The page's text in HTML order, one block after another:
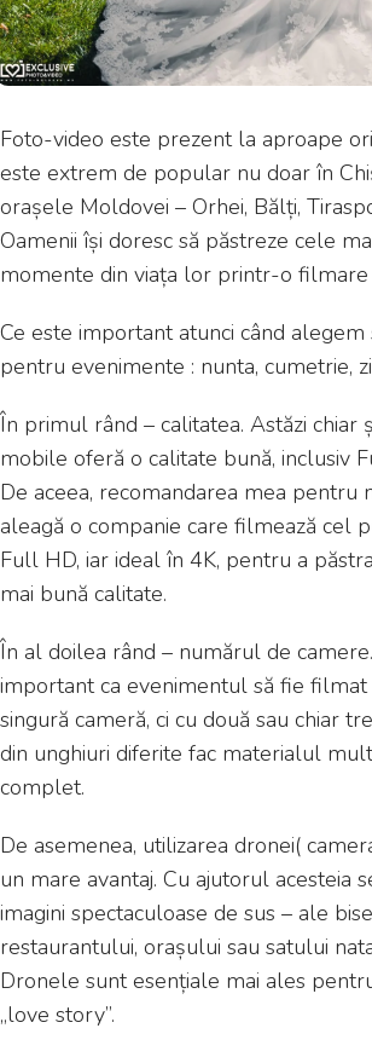
Foto-video este prezent la aproape
este extrem de popular nu doar în
orașele Moldovei – Orhei, Bălți,
Oamenii își doresc să păstreze cele
momente din viața lor printr-o filmare
Ce este important atunci când
pentru evenimente : nunta, cumetrie,
În primul rând – calitatea. Astăzi chiar
mobile oferă o calitate bună, inclusiv
De aceea, recomandarea mea pentru
aleagă o companie care filmează cel
Full HD, iar ideal în 4K, pentru a
mai bună calitate.
În al doilea rând – numărul de
important ca evenimentul să fie filmat
singură cameră, ci cu două sau chiar
din unghiuri diferite fac materialul
complet.
De asemenea, utilizarea dronei(
un mare avantaj. Cu ajutorul acesteia
imagini spectaculoase de sus – ale
restaurantului, orașului sau satului
Dronele sunt esențiale mai ales
„love story”.